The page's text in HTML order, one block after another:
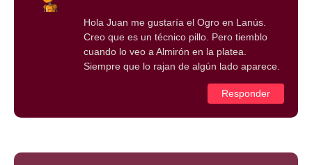
Hola Juan me gustaría el Ogro en Lanús.
Creo que es un técnico pillo. Pero tiemblo
cuando lo veo a Almirón en la platea.
Siempre que lo rajan de algún lado aparece.
Responder